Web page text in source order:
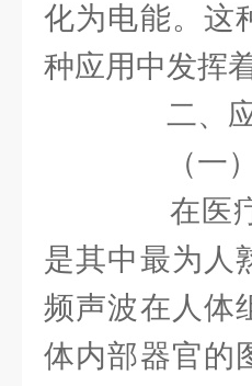
化为电能。这
种应用中发挥
二、应
（一）
在医疗
是其中最为人
频声波在人体
体内部器官的